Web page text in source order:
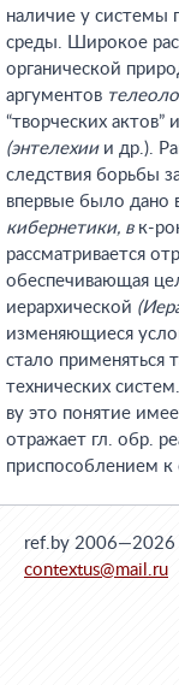
наличие у системы
среды. Широкое
органической
аргументов
“творческих актов”
(энтелехиии др.).
следствия борьбы
впервые было дано
кибернетики, вк-
рассматривается
обеспечивающая
иерархической
изменяющиеся
стало применяться
технических
ву это понятие
отражает гл. обр.
приспособлением
ref.by 2006—2026
contextus@mail.ru